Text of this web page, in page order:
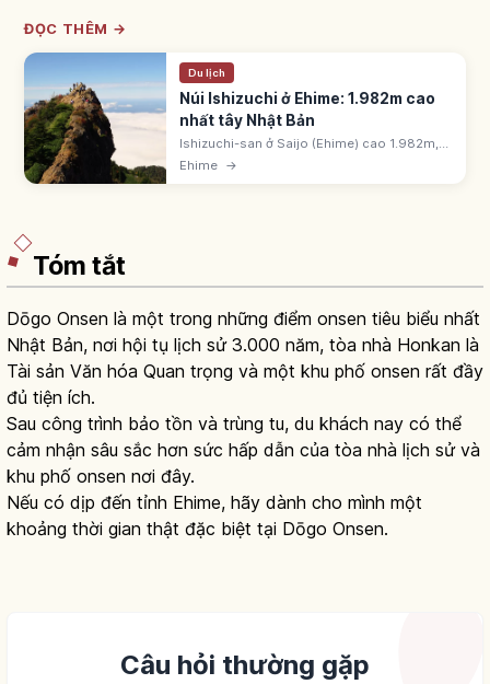
ĐỌC THÊM →
Du lịch
Núi Ishizuchi ở Ehime: 1.982m cao
nhất tây Nhật Bản
Ishizuchi-san ở Saijo (Ehime) cao 1.982m,
cao nhất Tây Nhật Bản. Một trong 100 núi nổi
Ehime →
Tóm tắt
Dōgo Onsen là một trong những điểm onsen tiêu biểu nhất
Nhật Bản, nơi hội tụ lịch sử 3.000 năm, tòa nhà Honkan là
Tài sản Văn hóa Quan trọng và một khu phố onsen rất đầy
đủ tiện ích.
Sau công trình bảo tồn và trùng tu, du khách nay có thể
cảm nhận sâu sắc hơn sức hấp dẫn của tòa nhà lịch sử và
khu phố onsen nơi đây.
Nếu có dịp đến tỉnh Ehime, hãy dành cho mình một
khoảng thời gian thật đặc biệt tại Dōgo Onsen.
Câu hỏi thường gặp